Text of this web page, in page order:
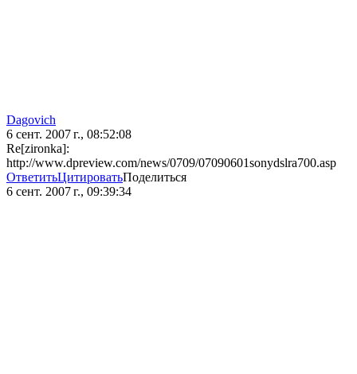
Dagovich
6 сент. 2007 г., 08:52:08
Re[zironka]:
http://www.dpreview.com/news/0709/07090601sonydslra700.asp
ОтветитьЦитироватьПоделиться
6 сент. 2007 г., 09:39:34